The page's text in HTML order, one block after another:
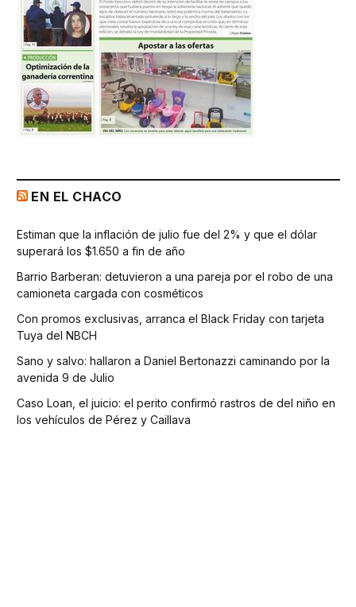
EN EL CHACO
Estiman que la inflación de julio fue del 2% y que el dólar
superará los $1.650 a fin de año
Barrio Barberan: detuvieron a una pareja por el robo de una
camioneta cargada con cosméticos
Con promos exclusivas, arranca el Black Friday con tarjeta
Tuya del NBCH
Sano y salvo: hallaron a Daniel Bertonazzi caminando por la
avenida 9 de Julio
Caso Loan, el juicio: el perito confirmó rastros de del niño en
los vehículos de Pérez y Caillava